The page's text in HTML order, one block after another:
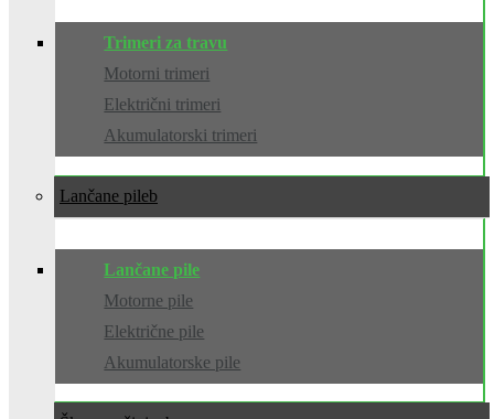
Trimeri za travu
Motorni trimeri
Električni trimeri
Akumulatorski trimeri
Lančane pile
Lančane pile
Motorne pile
Električne pile
Akumulatorske pile